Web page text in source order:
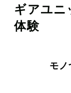
ギアユニ
体験
モノ